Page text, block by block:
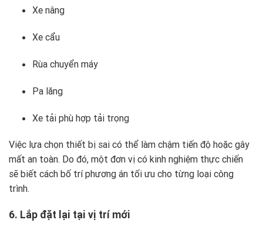
Xe nâng
Xe cẩu
Rùa chuyển máy
Pa lăng
Xe tải phù hợp tải trọng
Việc lựa chọn thiết bị sai có thể làm chậm tiến độ hoặc gây
mất an toàn. Do đó, một đơn vị có kinh nghiệm thực chiến
sẽ biết cách bố trí phương án tối ưu cho từng loại công
trình.
6. Lắp đặt lại tại vị trí mới